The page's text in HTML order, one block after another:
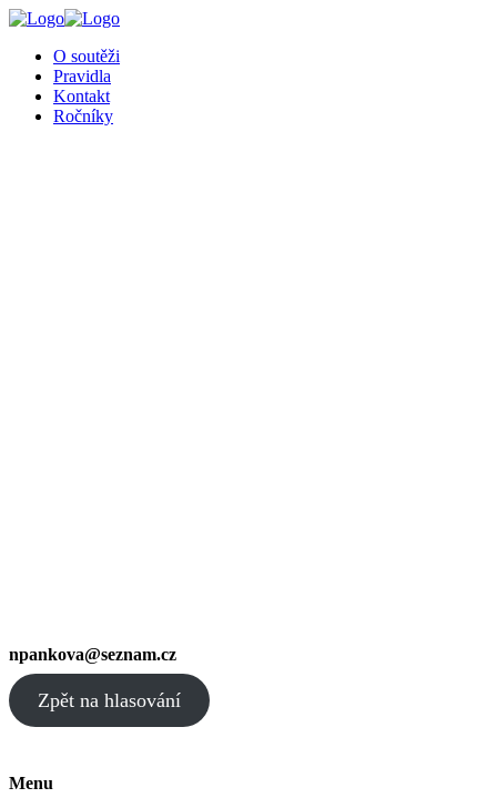
O soutěži
Pravidla
Kontakt
Ročníky
npankova@seznam.cz
Zpět na hlasování
Menu